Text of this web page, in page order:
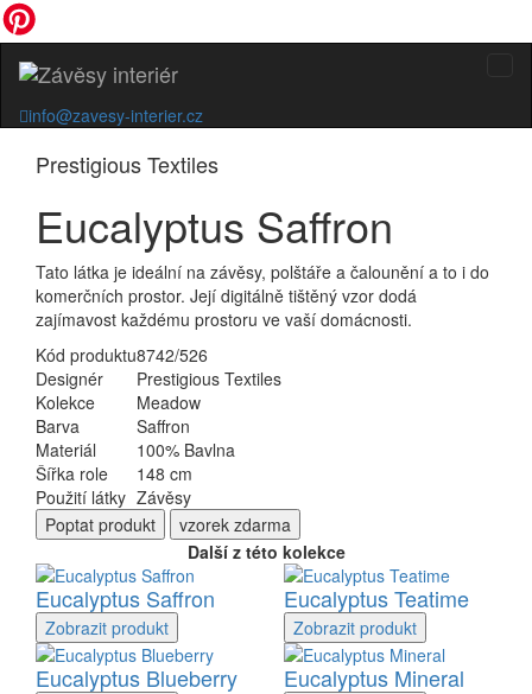
info@zavesy-interier.cz
Prestigious Textiles
Eucalyptus Saffron
Tato látka je ideální na závěsy, polštáře a čalounění a to i do
komerčních prostor. Její digitálně tištěný vzor dodá
zajímavost každému prostoru ve vaší domácnosti.
Kód produktu8742/526
Designér
Prestigious Textiles
Kolekce
Meadow
Barva
Saffron
Materiál
100% Bavlna
Šířka role
148 cm
Použití látky Závěsy
Poptat produkt
vzorek zdarma
Další z této kolekce
Eucalyptus Saffron
Zobrazit produkt
Eucalyptus Teatime
Zobrazit produkt
Eucalyptus Blueberry Eucalyptus Mineral